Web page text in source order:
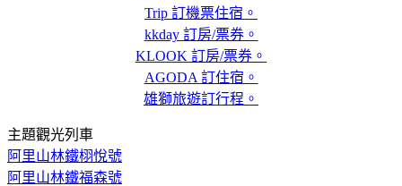
Trip 訂機票住宿。
kkday 訂房/票券。
KLOOK 訂房/票券。
AGODA 訂住宿。
雄獅旅遊訂行程。
主題觀光列車
阿里山林鐵栩悅號
阿里山林鐵福森號